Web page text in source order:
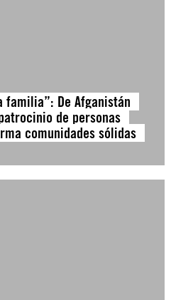
familia”: De Afganistán
de personas
comunidades sólidas